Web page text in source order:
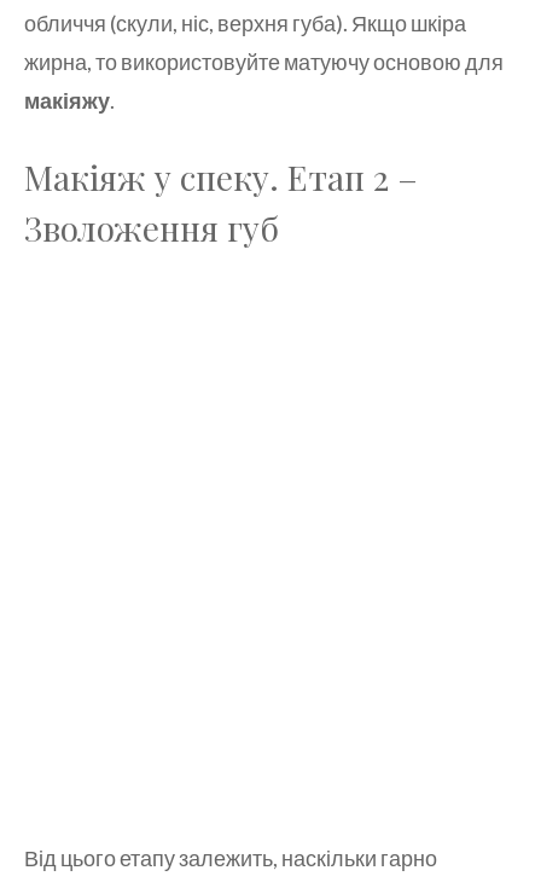
обличчя (скули, ніс, верхня губа). Якщо шкіра
жирна, то використовуйте матуючу основою для
макіяжу.
Макіяж у спеку. Етап 2 –
Зволоження губ
Від цього етапу залежить, наскільки гарно